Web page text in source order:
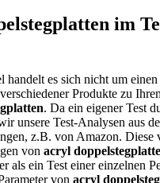
im
handelt es sich nicht um
Produkte zu
. Da ein eigener Test
unsere Test-Analysen aus
z.B. von Amazon. Diese
von acryl
als ein Test einer einzelnen
von acryl